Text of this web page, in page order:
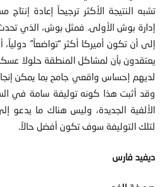
تشبه النتيجة الأكثر ترجيحاً إعادة إنتاج
إدارة بوش الأولى. فمثل بوش، الذي
إلى أن تكون أميركا أكثر “تواضعاً”
يعتقدون بأن لمشاكل المنطقة حلولا
لديهم إحساس واقعي جامح بما يمكن
وقد أثبت هذا كونه توليفة سامة في
الألفية الجديدة، وليس هناك ما يدعو
لتلك التوليفة سوف تكون أفضل حالاً.
ديفيد فارس